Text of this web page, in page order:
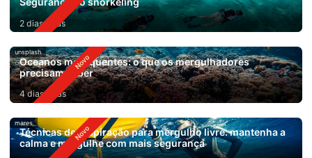
2 dias atrás
unsplash
Oceanos mais quentes: o que os mergulhadores
precisam saber
4 dias atrás
mares
Técnicas de respiração para mergulho livre: mantenha a
calma e mergulhe com mais segurança